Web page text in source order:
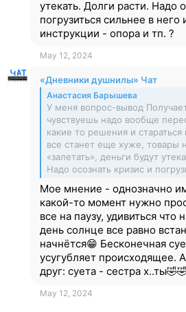
утекать. Долги расти. Надо
погрузиться сильнее в
инструкции - опора и тп. ?
May 12, 2024
«Дневники душнилы» Чат
Анастасия Барышева
У меня вопрос-вывод
чувствуешь надо вообще
какие то решения и стараться
все станет еще хуже, товары
«залетать», деньги будут
Надо осознать кризис и
Мое мнение - однозначно
какой-то момент нужно
все на паузу, удивиться
день солнце все равно
начнётся😁 Бесконечная
усугубляет происходящее.
друг: суета - сестра
May 12, 2024